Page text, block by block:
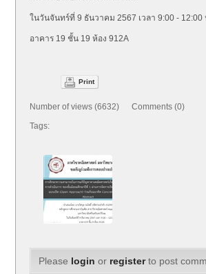
ในวันจันทร์ที่ 9 ธันวาคม 2567 เวลา 9:00 - 12:00
อาคาร 19 ชั้น 19 ห้อง 912A
Print
Number of views (6632) Comments (0)
Tags:
Please login or registerto post